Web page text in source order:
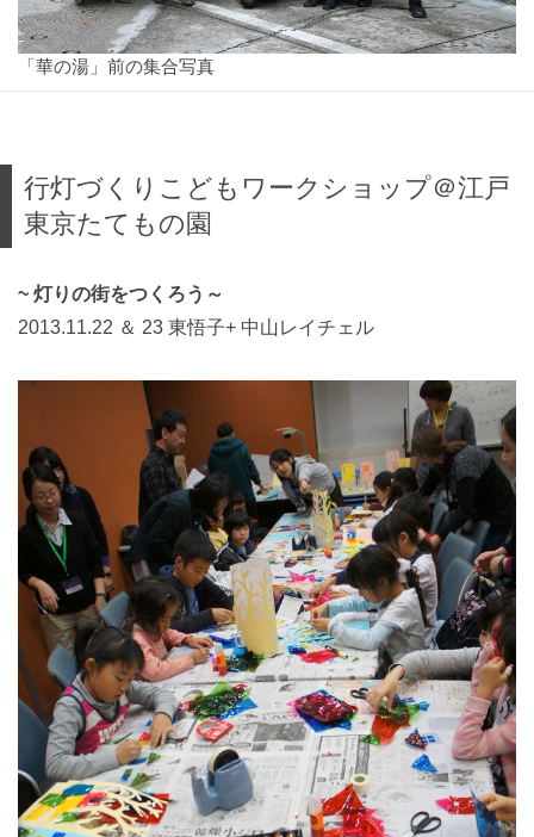
「華の湯」前の集合写真
行灯づくりこどもワークショップ＠江戸
東京たてもの園
~ 灯りの街をつくろう～
2013.11.22 ＆ 23 東悟子+ 中山レイチェル